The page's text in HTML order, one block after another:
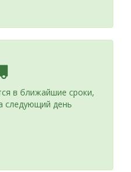
в ближайшие сроки,
следующий день